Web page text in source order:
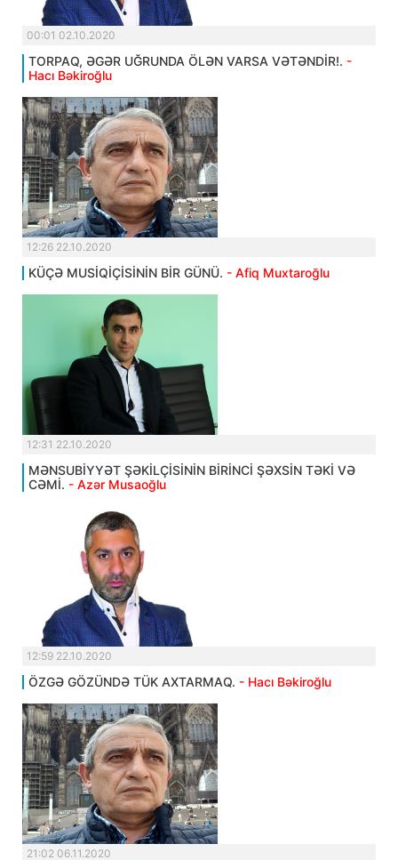
00:01 02.10.2020
TORPAQ, ƏGƏR UĞRUNDA ÖLƏN VARSA VƏTƏNDİR!. -
Hacı Bəkiroğlu
12:26 22.10.2020
KÜÇƏ MUSİQİÇİSİNİN BİR GÜNÜ. - Afiq Muxtaroğlu
12:31 22.10.2020
MƏNSUBİYYƏT ŞƏKİLÇİSİNİN BİRİNCİ ŞƏXSİN TƏKİ VƏ
CƏMİ. - Azər Musaoğlu
12:59 22.10.2020
ÖZGƏ GÖZÜNDƏ TÜK AXTARMAQ. - Hacı Bəkiroğlu
21:02 06.11.2020